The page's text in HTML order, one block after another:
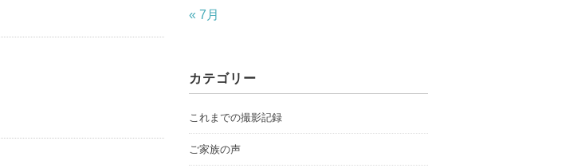
« 7月
カテゴリー
これまでの撮影記録
ご家族の声